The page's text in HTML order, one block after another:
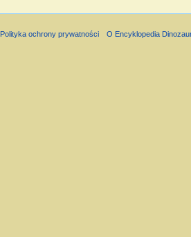
Polityka ochrony prywatności O Encyklopedia